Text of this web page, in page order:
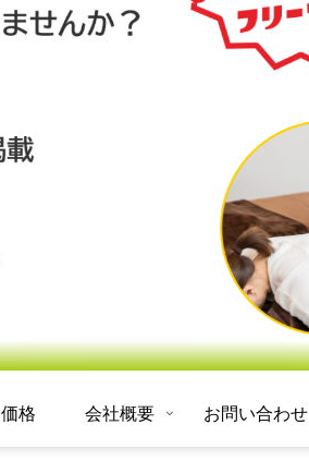
価格 会社概要 お問い合わせ